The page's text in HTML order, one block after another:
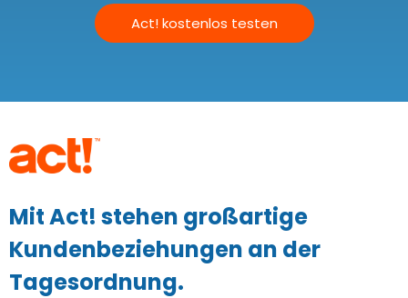
Act! kostenlos testen
Mit Act! stehen großartige
Kundenbeziehungen an der
Tagesordnung.